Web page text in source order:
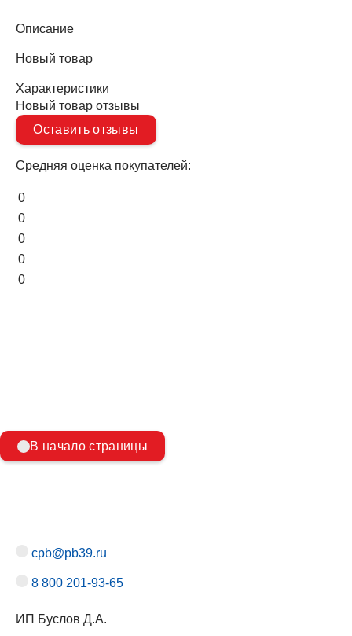
Описание
Новый товар
Характеристики
Новый товар отзывы
Оставить отзывы
Средняя оценка покупателей:
0
0
0
0
0
В начало страницы
cpb@pb39.ru
8 800 201-93-65
ИП Буслов Д.А.